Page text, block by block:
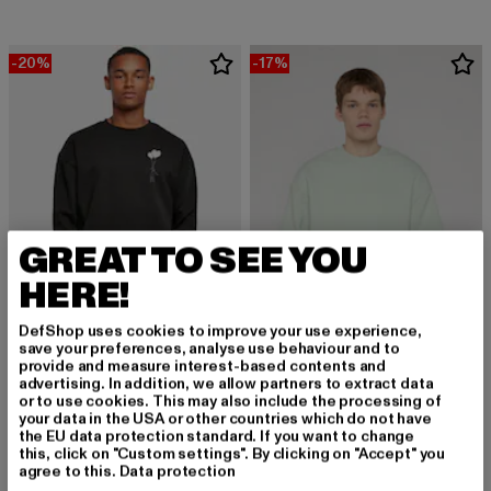
-20%
MERCHCODE
Love In The Air
35,99 EUR
Derzeitiger Preis: 35,99 EUR
44,99 EURAktionspreis: 44,99 EUR
-17%
URBAN CLASSICS
Fluffy
29,04 EUR
Derzeitiger Preis: 29,04 EUR
34,99 EURAktionspreis:
GREAT TO SEE YOU
HERE!
DefShop uses cookies to improve your use experience,
save your preferences, analyse use behaviour and to
provide and measure interest-based contents and
advertising. In addition, we allow partners to extract data
or to use cookies. This may also include the processing of
your data in the USA or other countries which do not have
the EU data protection standard. If you want to change
this, click on "Custom settings". By clicking on "Accept" you
agree to this. Data protection